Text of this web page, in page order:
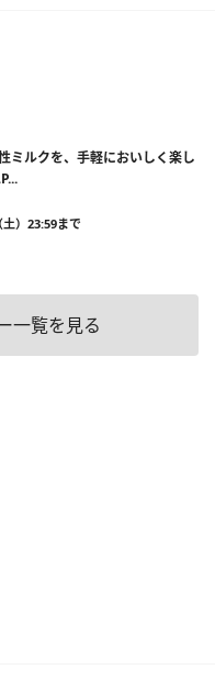
ミルクを、手軽においしく楽し
）23:59まで
一覧を見る